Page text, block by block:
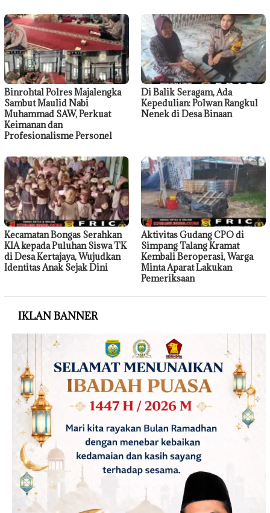
Binrohtal Polres Majalengka
Sambut Maulid Nabi
Muhammad SAW, Perkuat
Keimanan dan
Profesionalisme Personel
Di Balik Seragam, Ada
Kepedulian: Polwan Rangkul
Nenek di Desa Binaan
Kecamatan Bongas Serahkan
KIA kepada Puluhan Siswa TK
di Desa Kertajaya, Wujudkan
Identitas Anak Sejak Dini
Aktivitas Gudang CPO di
Simpang Talang Kramat
Kembali Beroperasi, Warga
Minta Aparat Lakukan
Pemeriksaan
IKLAN BANNER